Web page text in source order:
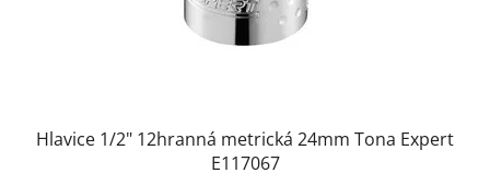
Hlavice 1/2" 12hranná metrická 24mm Tona Expert
E117067